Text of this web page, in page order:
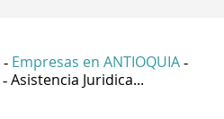
- Empresas en ANTIOQUIA -
- Asistencia Juridica...